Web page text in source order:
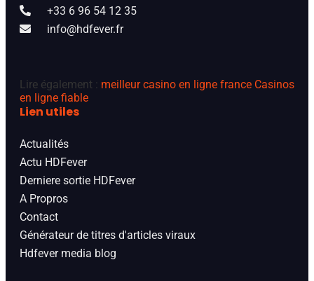
+33 6 96 54 12 35
info@hdfever.fr
Lire également : meilleur casino en ligne france Casinos
en ligne fiable
Lien utiles
Actualités
Actu HDFever
Derniere sortie HDFever
A Propros
Contact
Générateur de titres d'articles viraux
Hdfever media blog